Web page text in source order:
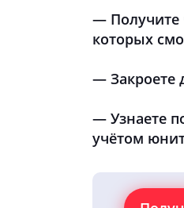
— Получите
которых
— Закроете
— Узнаете
учётом